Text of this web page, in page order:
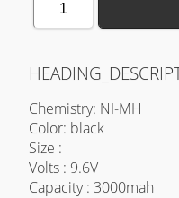
1
Chemistry: NI-MH
Color: black
Size :
Volts : 9.6V
Capacity : 3000mah